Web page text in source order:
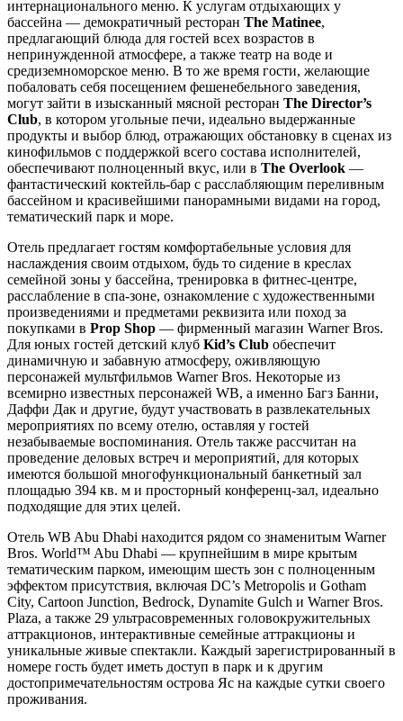
интернационального меню. К услугам отдыхающих у
бассейна — демократичный ресторан The Matinee,
предлагающий блюда для гостей всех возрастов в
непринужденной атмосфере, а также театр на воде и
средиземноморское меню. В то же время гости, желающие
побаловать себя посещением фешенебельного заведения,
могут зайти в изысканный мясной ресторан The Director’s
Club, в котором угольные печи, идеально выдержанные
продукты и выбор блюд, отражающих обстановку в сценах из
кинофильмов с поддержкой всего состава исполнителей,
обеспечивают полноценный вкус, или в The Overlook —
фантастический коктейль-бар с расслабляющим переливным
бассейном и красивейшими панорамными видами на город,
тематический парк и море.
Отель предлагает гостям комфортабельные условия для
наслаждения своим отдыхом, будь то сидение в креслах
семейной зоны у бассейна, тренировка в фитнес-центре,
расслабление в спа-зоне, ознакомление с художественными
произведениями и предметами реквизита или поход за
покупками в Prop Shop — фирменный магазин Warner Bros.
Для юных гостей детский клуб Kid’s Club обеспечит
динамичную и забавную атмосферу, оживляющую
персонажей мультфильмов Warner Bros. Некоторые из
всемирно известных персонажей WB, а именно Багз Банни,
Даффи Дак и другие, будут участвовать в развлекательных
мероприятиях по всему отелю, оставляя у гостей
незабываемые воспоминания. Отель также рассчитан на
проведение деловых встреч и мероприятий, для которых
имеются большой многофункциональный банкетный зал
площадью 394 кв. м и просторный конференц-зал, идеально
подходящие для этих целей.
Отель WB Abu Dhabi находится рядом со знаменитым Warner
Bros. World™ Abu Dhabi — крупнейшим в мире крытым
тематическим парком, имеющим шесть зон с полноценным
эффектом присутствия, включая DC’s Metropolis и Gotham
City, Cartoon Junction, Bedrock, Dynamite Gulch и Warner Bros.
Plaza, а также 29 ультрасовременных головокружительных
аттракционов, интерактивные семейные аттракционы и
уникальные живые спектакли. Каждый зарегистрированный в
номере гость будет иметь доступ в парк и к другим
достопримечательностям острова Яс на каждые сутки своего
проживания.